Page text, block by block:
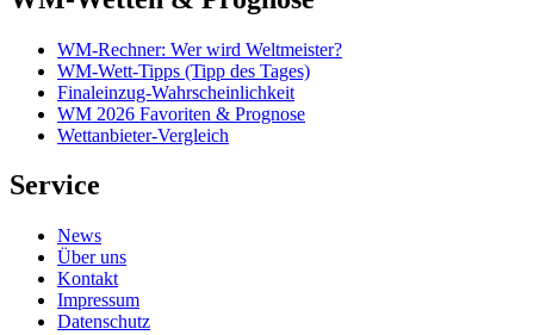
WM-Rechner: Wer wird Weltmeister?
WM-Wett-Tipps (Tipp des Tages)
Finaleinzug-Wahrscheinlichkeit
WM 2026 Favoriten & Prognose
Wettanbieter-Vergleich
Service
News
Über uns
Kontakt
Impressum
Datenschutz